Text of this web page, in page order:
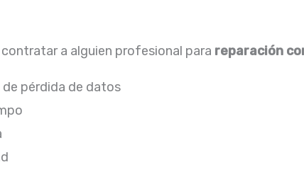
a alguien profesional para reparación
de pérdida de datos